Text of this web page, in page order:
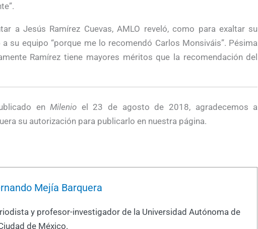
a Jesús Ramírez Cuevas, AMLO reveló, como para exaltar su
su equipo “porque me lo recomendó Carlos Monsiváis”. Pésima
Ramírez tiene mayores méritos que la recomendación del
enMilenio el 23 de agosto de 2018, agradecemos a
su autorización para publicarlo en nuestra página.
Mejía Barquera
y profesor-investigador de la Universidad Autónoma de
de México.